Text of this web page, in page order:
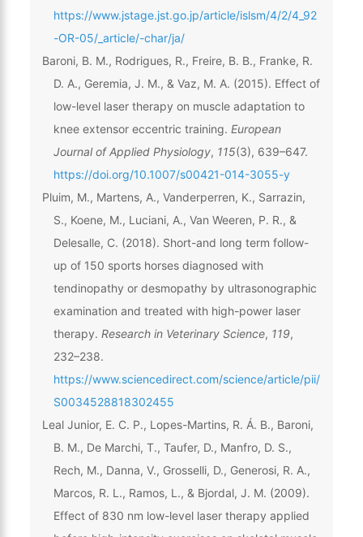
https://www.jstage.jst.go.jp/article/islsm/4/2/4_92
-OR-05/_article/-char/ja/
Baroni, B. M., Rodrigues, R., Freire, B. B., Franke, R.
D. A., Geremia, J. M., & Vaz, M. A. (2015). Effect of
low-level laser therapy on muscle adaptation to
knee extensor eccentric training. European
Journal of Applied Physiology, 115(3), 639–647.
https://doi.org/10.1007/s00421-014-3055-y
Pluim, M., Martens, A., Vanderperren, K., Sarrazin,
S., Koene, M., Luciani, A., Van Weeren, P. R., &
Delesalle, C. (2018). Short-and long term follow-
up of 150 sports horses diagnosed with
tendinopathy or desmopathy by ultrasonographic
examination and treated with high-power laser
therapy. Research in Veterinary Science, 119,
232–238.
https://www.sciencedirect.com/science/article/pii/
S0034528818302455
Leal Junior, E. C. P., Lopes-Martins, R. Á. B., Baroni,
B. M., De Marchi, T., Taufer, D., Manfro, D. S.,
Rech, M., Danna, V., Grosselli, D., Generosi, R. A.,
Marcos, R. L., Ramos, L., & Bjordal, J. M. (2009).
Effect of 830 nm low-level laser therapy applied